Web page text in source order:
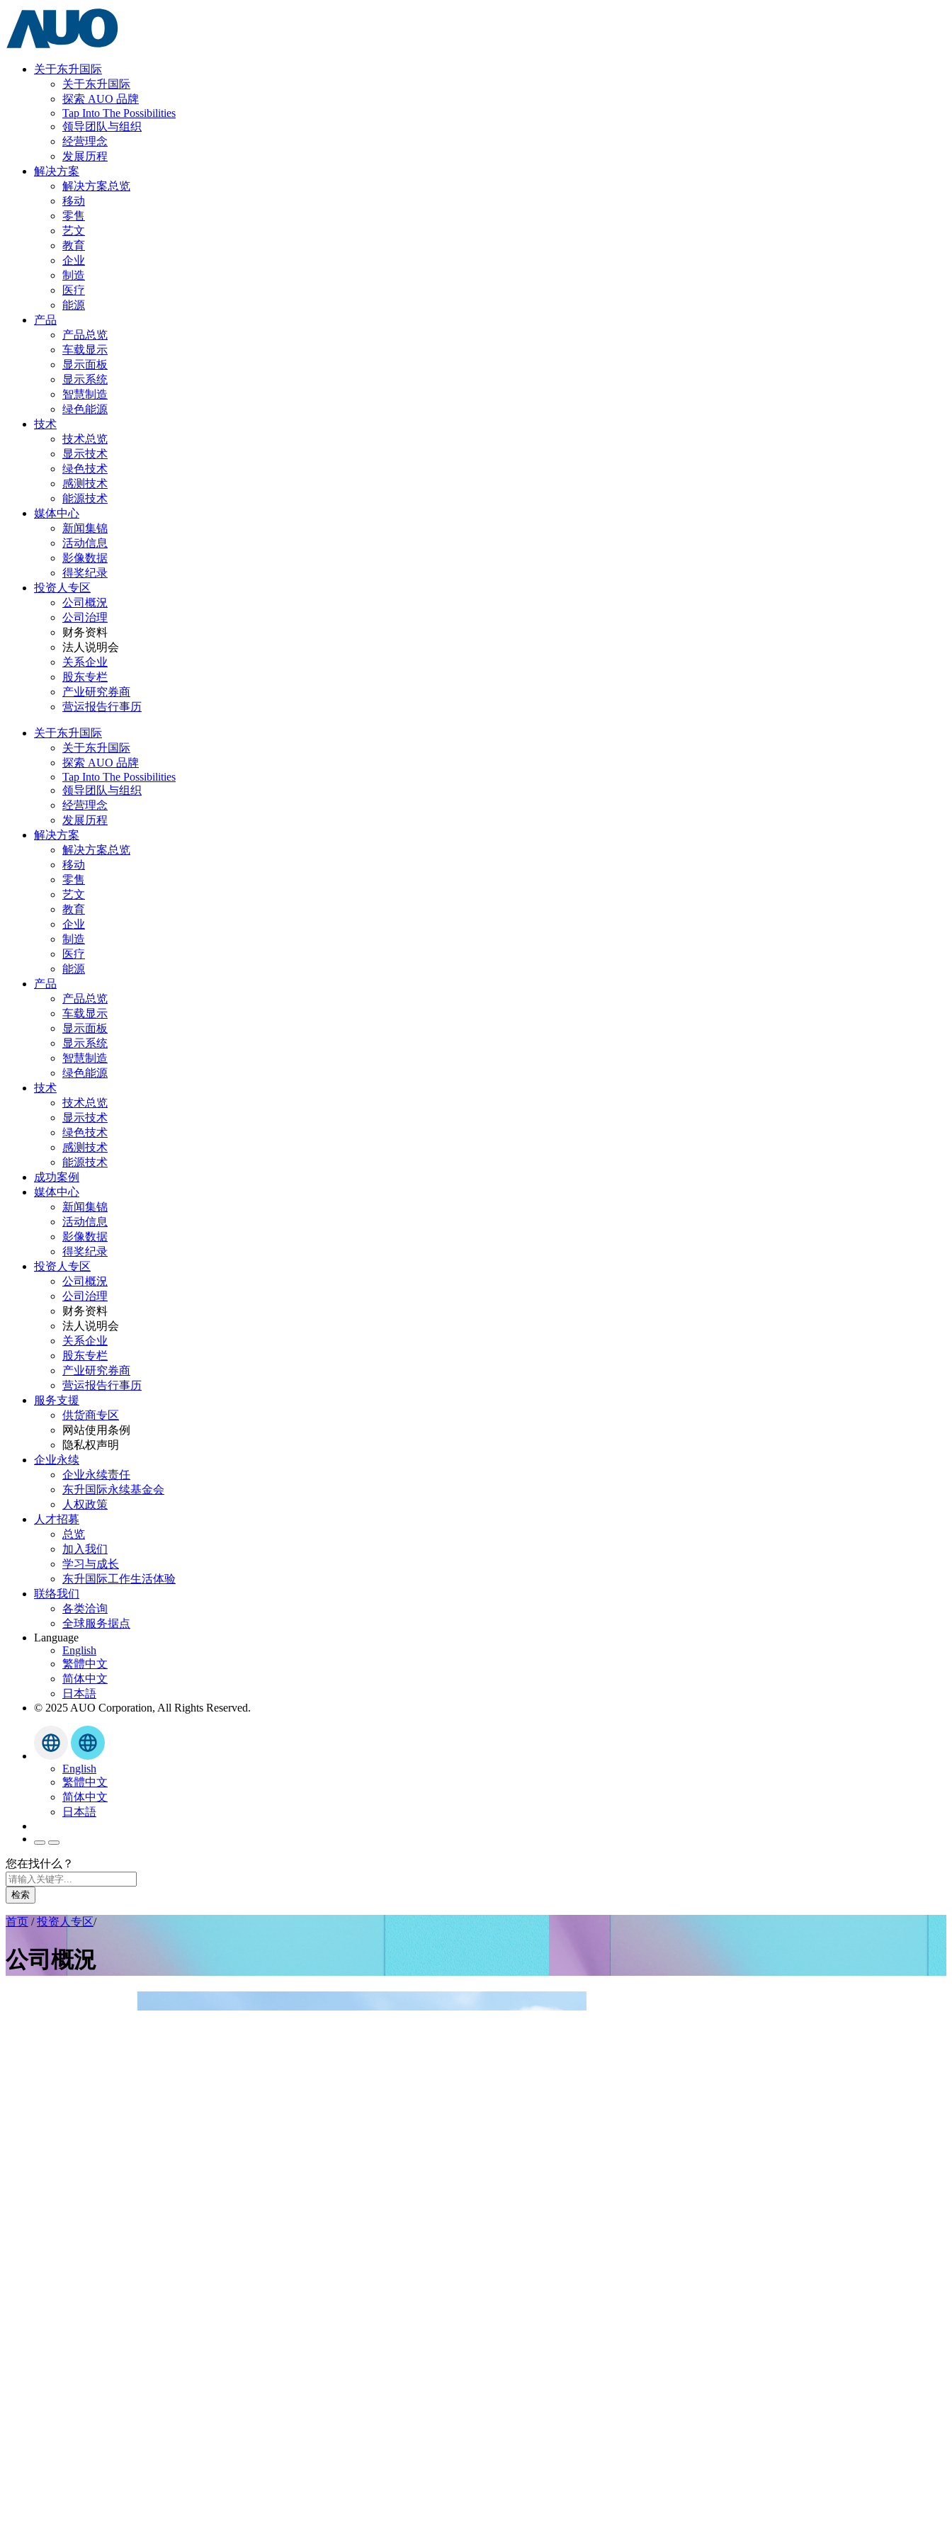
关于东升国际
关于东升国际
探索 AUO 品牌
Tap Into The Possibilities
领导团队与组织
经营理念
发展历程
解决方案
解决方案总览
移动
零售
艺文
教育
企业
制造
医疗
能源
产品
产品总览
车载显示
显示面板
显示系统
智慧制造
绿色能源
技术
技术总览
显示技术
绿色技术
感测技术
能源技术
媒体中心
新闻集锦
活动信息
影像数据
得奖纪录
投资人专区
公司概況
公司治理
财务资料
法人说明会
关系企业
股东专栏
产业研究券商
营运报告行事历
关于东升国际
关于东升国际
探索 AUO 品牌
Tap Into The Possibilities
领导团队与组织
经营理念
发展历程
解决方案
解决方案总览
移动
零售
艺文
教育
企业
制造
医疗
能源
产品
产品总览
车载显示
显示面板
显示系统
智慧制造
绿色能源
技术
技术总览
显示技术
绿色技术
感测技术
能源技术
成功案例
媒体中心
新闻集锦
活动信息
影像数据
得奖纪录
投资人专区
公司概況
公司治理
财务资料
法人说明会
关系企业
股东专栏
产业研究券商
营运报告行事历
服务支援
供货商专区
网站使用条例
隐私权声明
企业永续
企业永续责任
东升国际永续基金会
人权政策
人才招募
总览
加入我们
学习与成长
东升国际工作生活体验
联络我们
各类洽询
全球服务据点
Language
English
繁體中文
简体中文
日本語
© 2025 AUO Corporation, All Rights Reserved.
English
繁體中文
简体中文
日本語
您在找什么？
检索
首页 / 投资人专区/
公司概況